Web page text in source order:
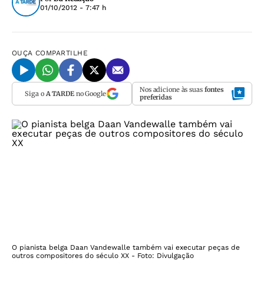
01/10/2012 - 7:47 h
OUÇA COMPARTILHE
Siga o A TARDEno Google Nos adicione às suas fontes
preferidas
O pianista belga Daan Vandewalle também vai executar peças de
outros compositores do século XX - Foto: Divulgação